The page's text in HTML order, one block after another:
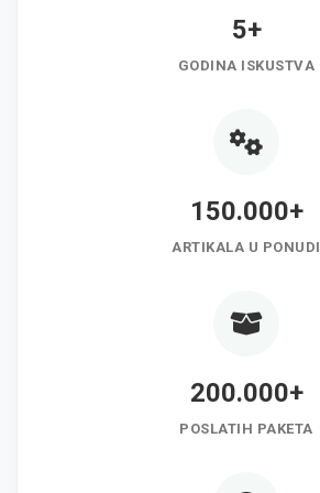
5+
GODINA ISKUSTVA
150.000+
ARTIKALA U PONUDI
200.000+
POSLATIH PAKETA